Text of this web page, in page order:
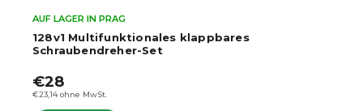
128v1 Multifunktionales klappbares
Schraubendreher-Set
AUF LAGER IN PRAG
€23,14 ohne MwSt.
€28